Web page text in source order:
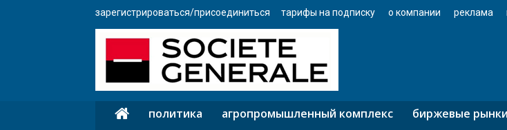
зарегистрироваться/присоединиться тарифы на подписку о компании реклама
политика агропромышленный комплекс биржевые рынки